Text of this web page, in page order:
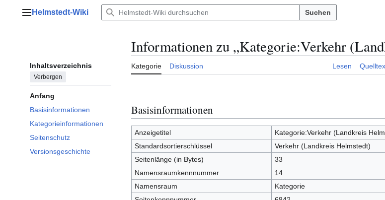
Hauptmenü
Helmstedt-Wiki Suchen
Inhaltsverzeichnis
Verbergen
Anfang
Basisinformationen
Kategorieinformationen
Seitenschutz
Versionsgeschichte
Informationen zu „Kategorie:Verkehr
Kategorie Diskussion Lesen
Basisinformationen
Anzeigetitel
Kategorie:Verkehr (Landkreis
Standardsortierschlüssel
Verkehr (Landkreis Helmstedt)
Seitenlänge (in Bytes)
33
Namensraumkennnummer
14
Namensraum
Kategorie